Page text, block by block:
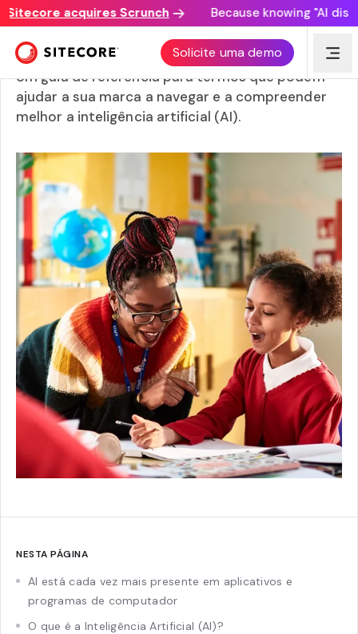
acquires Scrunch Because knowing "AI
Solicite uma demo
O ABC da AI
Um guia de referência para termos que podem
ajudar a sua marca a navegar e a compreender
melhor a inteligência artificial (AI).
NESTA PÁGINA
AI está cada vez mais presente em aplicativos e
programas de computador
O que é a Inteligência Artificial (AI)?